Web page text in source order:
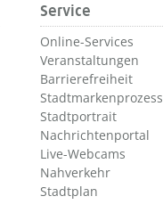
Service
Online-Services
Veranstaltungen
Barrierefreiheit
Stadtmarkenprozess
Stadtportrait
Nachrichtenportal
Live-Webcams
Nahverkehr
Stadtplan